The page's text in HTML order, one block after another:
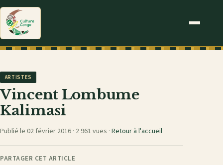
ARTISTES
Vincent Lombume
Kalimasi
Publié le 02 février 2016 · 2 961 vues · Retour à l'accueil
PARTAGER CET ARTICLE